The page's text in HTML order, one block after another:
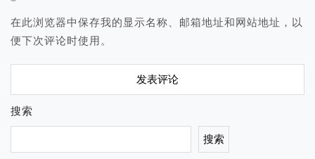
在此浏览器中保存我的显示名称、邮箱地址和网站地址，以
便下次评论时使用。
搜索
搜索